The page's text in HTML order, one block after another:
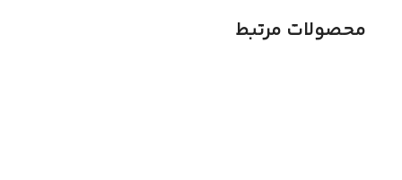
محصولات مرتبط